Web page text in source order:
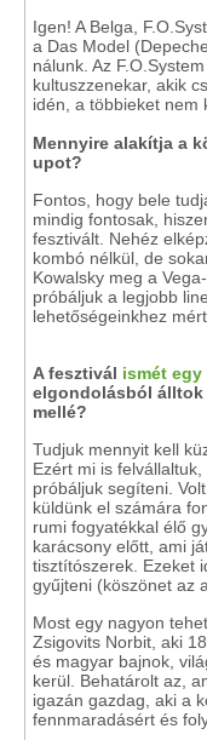
Igen! A Belga,
a Das Model
nálunk. Az
kultuszzenekar, akik
idén, a többieket nem
Mennyire alakítja a
upot?
Fontos, hogy bele
mindig fontosak,
fesztivált. Nehéz
kombó nélkül, de
Kowalsky meg a
próbáljuk a legjobb
lehetőségeinkhez
A fesztivál ismét
elgondolásból
mellé?
Tudjuk mennyit kell
Ezért mi is
próbáljuk segíteni.
küldünk el számára
rumi fogyatékkal élő
karácsony előtt, ami
tisztítószerek. Ezeket
gyűjteni (köszönet az
Most egy nagyon
Zsigovits Norbit, aki
és magyar bajnok,
kerül. Behatárolt az,
igazán gazdag, aki a
fennmaradásért és